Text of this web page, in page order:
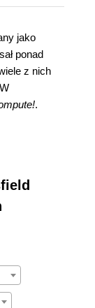
jako
ponad
z nich
.